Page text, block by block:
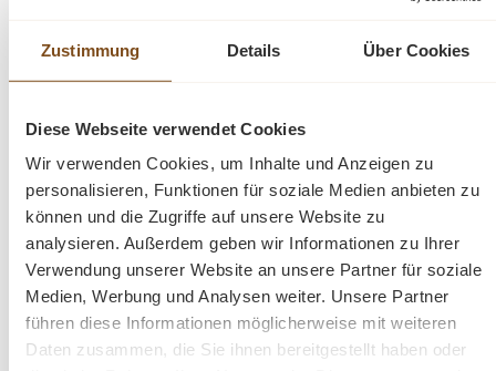
Zustimmung Details Über Cookies
Diese Webseite verwendet Cookies
Wir verwenden Cookies, um Inhalte und Anzeigen zu
personalisieren, Funktionen für soziale Medien anbieten zu
können und die Zugriffe auf unsere Website zu
analysieren. Außerdem geben wir Informationen zu Ihrer
Verwendung unserer Website an unsere Partner für soziale
Medien, Werbung und Analysen weiter. Unsere Partner
führen diese Informationen möglicherweise mit weiteren
Daten zusammen, die Sie ihnen bereitgestellt haben oder
genügt. Dank der robusten Massivholzkonstruktion sind
Bestellen Sie jetzt
Verleihen Sie Ihrem Badezimmer mit unseren
Badezimmerschränken zeitlose Eleganz. Bestellen Sie
noch heute und erleben Sie die Schönheit und Qualität
unserer Möbelstücke